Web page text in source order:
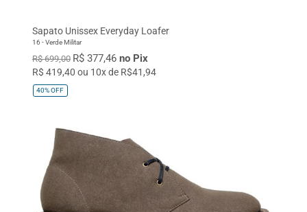
Sapato Unissex Everyday Loafer
16 - Verde Militar
R$ 699,00 R$ 377,46 no Pix
R$ 419,40 ou 10x de R$41,94
40%OFF